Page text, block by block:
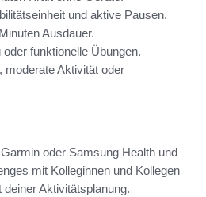
und aktive Pausen.
Ausdauer.
funktionelle Übungen.
moderate Aktivität oder
oder Samsung Health und
mit Kolleginnen und Kollegen
Aktivitätsplanung.